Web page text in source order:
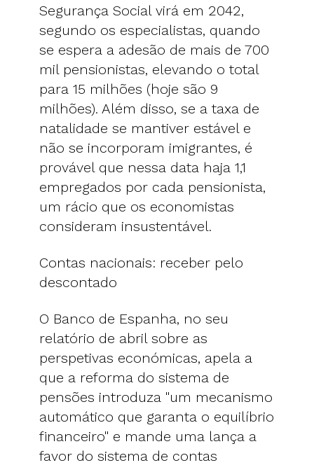
Segurança Social virá em 2042,
segundo os especialistas, quando
se espera a adesão de mais de 700
mil pensionistas, elevando o total
para 15 milhões (hoje são 9
milhões). Além disso, se a taxa de
natalidade se mantiver estável e
não se incorporam imigrantes, é
provável que nessa data haja 1,1
empregados por cada pensionista,
um rácio que os economistas
consideram insustentável.
Contas nacionais: receber pelo
descontado
O Banco de Espanha, no seu
relatório de abril sobre as
perspetivas económicas, apela a
que a reforma do sistema de
pensões introduza "um mecanismo
automático que garanta o equilíbrio
financeiro" e mande uma lança a
favor do sistema de contas